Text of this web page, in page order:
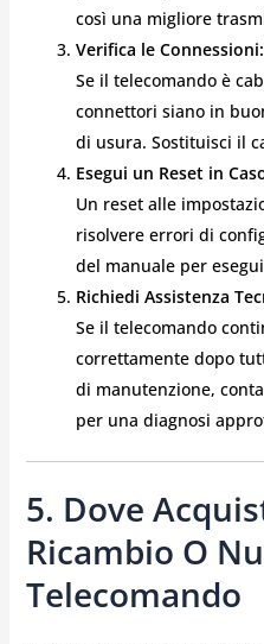
così una migliore
Verifica le Connessioni:
Se il telecomando è
connettori siano in
di usura. Sostituisci il
Esegui un Reset in
Un reset alle
risolvere errori di
del manuale per
Richiedi Assistenza
Se il telecomando
correttamente dopo
di manutenzione,
per una diagnosi
5. Dove
Ricambio O
Telecomando